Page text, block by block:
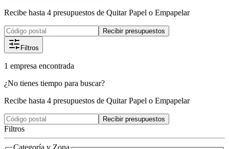
Recibe hasta 4 presupuestos de Quitar Papel o Empapelar
Recibir presupuestos
Filtros
1 empresa encontrada
¿No tienes tiempo para buscar?
Recibe hasta 4 presupuestos de Quitar Papel o Empapelar
Recibir presupuestos
Filtros
Categoría y Zona